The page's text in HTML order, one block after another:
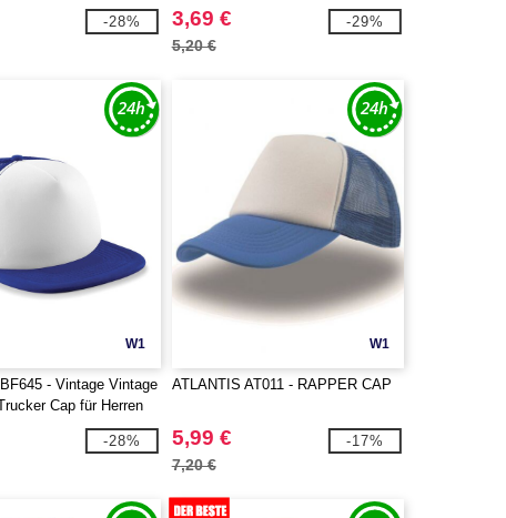
-28% 3,69 €
5,20 €
-29%
W1
- Vintage Vintage
Cap für Herren
-28%
W1
ATLANTIS AT011 - RAPPER CAP
5,99 €
7,20 €
-17%